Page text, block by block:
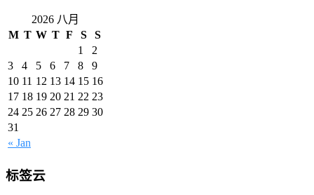
2026 八月
M T W T F S S
« Jan
1
2
3
4 5 6 7 8
9
10 11 12 13 14 15 16
17 18 19 20 21 22 23
24 25 26 27 28 29 30
31
标签云